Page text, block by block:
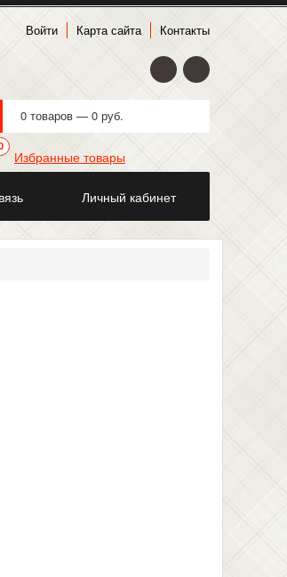
Войти Карта сайта Контакты
0 товаров — 0 руб.
Избранные товары
Личный кабинет